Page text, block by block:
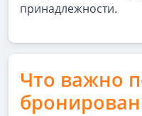
принадлежности.
Что важно